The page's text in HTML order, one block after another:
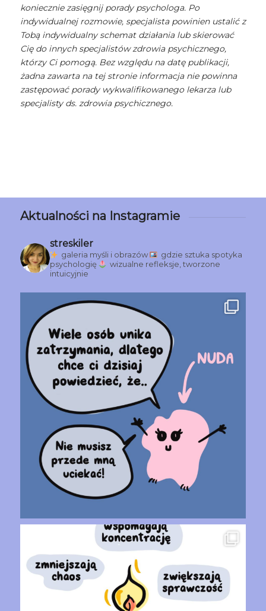
koniecznie zasięgnij porady psychologa. Po
indywidualnej rozmowie, specjalista powinien ustalić z
Tobą indywidualny schemat działania lub skierować
Cię do innych specjalistów zdrowia psychicznego,
którzy Ci pomogą. Bez względu na datę publikacji,
żadna zawarta na tej stronie informacja nie powinna
zastępować porady wykwalifikowanego lekarza lub
specjalisty ds. zdrowia psychicznego.
Aktualności na Instagramie
streskiler
galeria myśli i obrazów
gdzie sztuka spotyka
psychologię
wizualne refleksje, tworzone
intuicyjnie